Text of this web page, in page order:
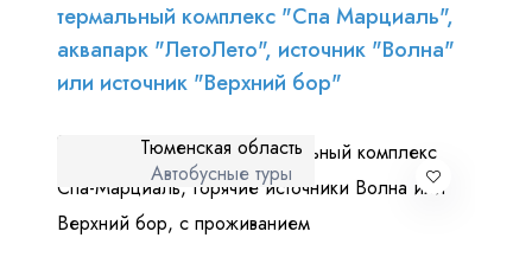
термальный комплекс "Спа Марциаль",
аквапарк "ЛетоЛето", источник "Волна"
или источник "Верхний бор"
Тюменская область
Автобусные туры